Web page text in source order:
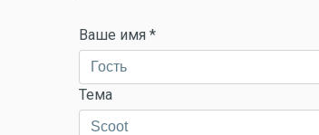
Ваше имя *
Тема